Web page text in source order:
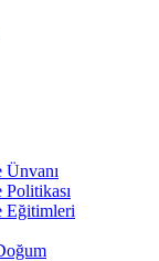
Ünvanı
Eğitimleri